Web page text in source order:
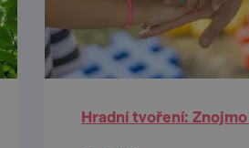
Hradní tvoření: